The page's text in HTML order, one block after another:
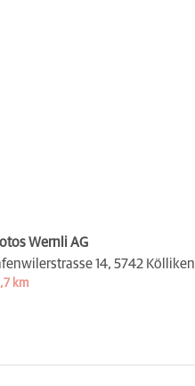
Wernli AG
14, 5742 Kölliken
km